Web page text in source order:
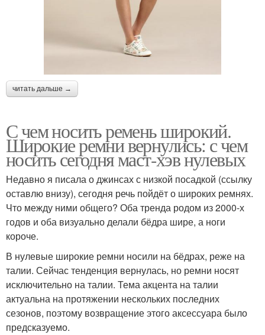
читать дальше →
С чем носить ремень широкий.
Широкие ремни вернулись: с чем
носить сегодня маст-хэв нулевых
Недавно я писала о джинсах с низкой посадкой (ссылку
оставлю внизу), сегодня речь пойдёт о широких ремнях.
Что между ними общего? Оба тренда родом из 2000-х
годов и оба визуально делали бёдра шире, а ноги
короче.
В нулевые широкие ремни носили на бёдрах, реже на
талии. Сейчас тенденция вернулась, но ремни носят
исключительно на талии. Тема акцента на талии
актуальна на протяжении нескольких последних
сезонов, поэтому возвращение этого аксессуара было
предсказуемо.